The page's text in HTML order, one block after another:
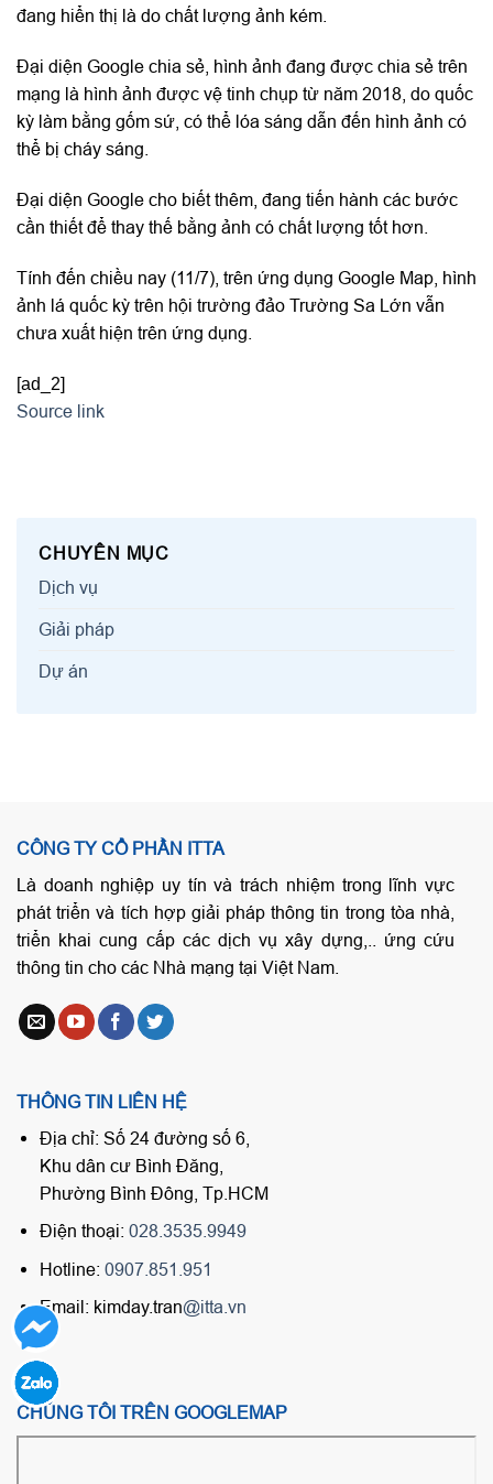
đang hiển thị là do chất lượng ảnh kém.
Đại diện Google chia sẻ, hình ảnh đang được chia sẻ trên
mạng là hình ảnh được vệ tinh chụp từ năm 2018, do quốc
kỳ làm bằng gốm sứ, có thể lóa sáng dẫn đến hình ảnh có
thể bị cháy sáng.
Đại diện Google cho biết thêm, đang tiến hành các bước
cần thiết để thay thế bằng ảnh có chất lượng tốt hơn.
Tính đến chiều nay (11/7), trên ứng dụng Google Map, hình
ảnh lá quốc kỳ trên hội trường đảo Trường Sa Lớn vẫn
chưa xuất hiện trên ứng dụng.
[ad_2]
Source link
CHUYÊN MỤC
Dịch vụ
Giải pháp
Dự án
CÔNG TY CỔ PHẦN ITTA
Là doanh nghiệp uy tín và trách nhiệm trong lĩnh vực
phát triển và tích hợp giải pháp thông tin trong tòa nhà,
triển khai cung cấp các dịch vụ xây dựng,.. ứng cứu
thông tin cho các Nhà mạng tại Việt Nam.
THÔNG TIN LIÊN HỆ
Địa chỉ: Số 24 đường số 6,
Khu dân cư Bình Đăng,
Phường Bình Đông, Tp.HCM
Điện thoại: 028.3535.9949
Hotline: 0907.851.951
Email: kimday.tran@itta.vn
CHÚNG TÔI TRÊN GOOGLEMAP